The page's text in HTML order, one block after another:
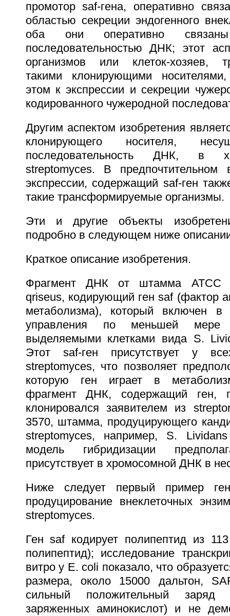
промотор saf-гена, оперативно
областью секреции эндогенного
оба они оперативно
последовательностью ДНК; этот
организмов или клеток-хозяев,
такими клонирующими
этом к экспрессии и секреции
кодированного чужеродной
Другим аспектом изобретения
клонирующего носителя,
последовательность ДНК, в
streptomyces. В предпочтительном
экспрессии, содержащий saf-ген
такие трансформируемые организмы.
Эти и другие объекты
подробно в следующем ниже
Краткое описание изобретения.
Фрагмент ДНК от штамма АТСС
qriseus, кодирующий ген saf (фактор
метаболизма), который включен
управления по меньшей мере
выделяемыми клетками вида S.
Этот saf-ген присутствует у
streptomyces, что позволяет
которую ген играет в
фрагмент ДНК, содержащий ген,
клонировался заявителем из
3570, штамма, продуцирующего
streptomyces, например, S.
модель гибридизации
присутствует в хромосомной ДНК в
Ниже следует первый пример
продуцирование внеклеточных
streptomyces.
Ген saf кодирует полипептид из
полипептид); исследование
витро у E. coli показало, что
размера, около 15000 дальтон,
сильный положительный заряд
заряженных аминокислот) и не